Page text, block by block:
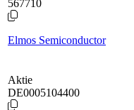
567710
Elmos Semiconductor
Aktie
DE0005104400